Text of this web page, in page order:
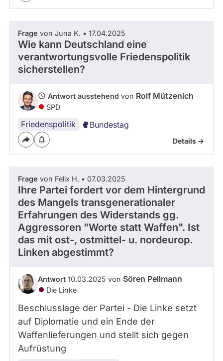
Frage von Juna K. • 17.04.2025
Wie kann Deutschland eine
verantwortungsvolle Friedenspolitik
sicherstellen?
Antwort ausstehend von Rolf Mützenich
SPD
Friedenspolitik Bundestag
Details ->
Frage von Felix H. • 07.03.2025
Ihre Partei fordert vor dem Hintergrund
des Mangels transgenerationaler
Erfahrungen des Widerstands gg.
Aggressoren "Worte statt Waffen". Ist
das mit ost-, ostmittel- u. nordeurop.
Linken abgestimmt?
Antwort 10.03.2025 von Sören Pellmann
Die Linke
Beschlusslage der Partei - Die Linke setzt
auf Diplomatie und ein Ende der
Waffenlieferungen und stellt sich gegen
Aufrüstung